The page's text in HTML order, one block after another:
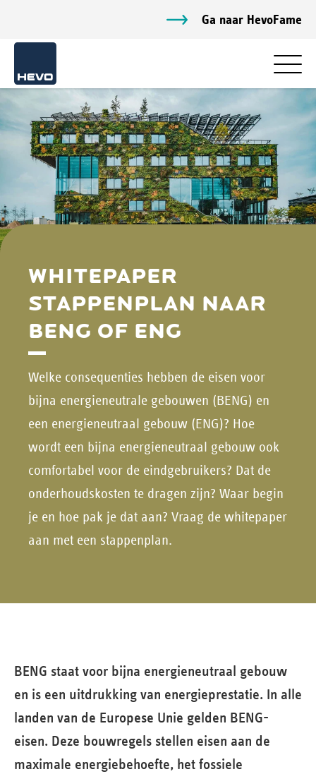
Ga naar HevoFame
WHITEPAPER
STAPPENPLAN NAAR
BENG OF ENG
Welke consequenties hebben de eisen voor
bijna energieneutrale gebouwen (BENG) en
een energieneutraal gebouw (ENG)? Hoe
wordt een bijna energieneutraal gebouw ook
comfortabel voor de eindgebruikers? Dat de
onderhoudskosten te dragen zijn? Waar begin
je en hoe pak je dat aan? Vraag de whitepaper
aan met een stappenplan.
BENG staat voor bijna energieneutraal gebouw
en is een uitdrukking van energieprestatie. In alle
landen van de Europese Unie gelden BENG-
eisen. Deze bouwregels stellen eisen aan de
maximale energiebehoefte, het fossiele